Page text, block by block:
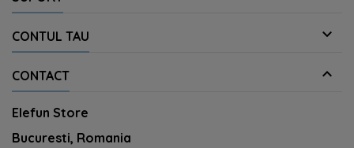
CONTUL TAU 
CONTACT 
Elefun Store
Bucuresti, Romania